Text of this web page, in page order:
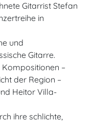
Gitarrist Stefan
in
und
Gitarre.
–
der Region –
Heitor Villa-
ihre schlichte,